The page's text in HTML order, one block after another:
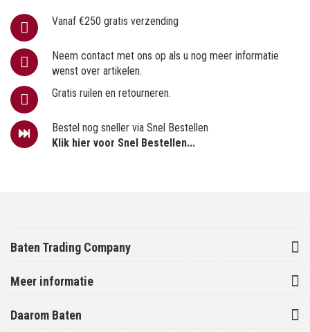
Vanaf €250 gratis verzending
Neem contact met ons op als u nog meer informatie
wenst over artikelen.
Gratis ruilen en retourneren.
Bestel nog sneller via Snel Bestellen
Klik hier voor Snel Bestellen...
Baten Trading Company
Meer informatie
Daarom Baten